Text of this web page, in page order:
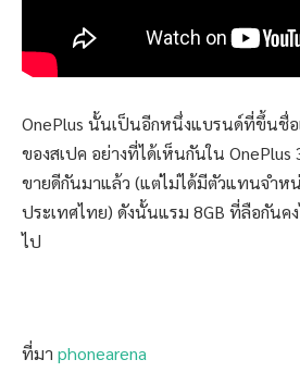
OnePlus นั้นเป็นอีกหนึ่งแบรนด์ที่ขึ้นชื่อ
ของสเปค อย่างที่ได้เห็นกันใน OnePlus
ขายดีกันมาแล้ว (แต่ไม่ได้มีตัวแทนจำห
ประเทศไทย) ดังนั้นแรม 8GB ที่ลือกันคง
ไป
ที่มา phonearena